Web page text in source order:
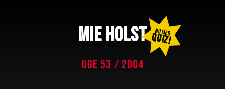
MIE HOLST NU MED
QUIZ!
UGE 53 / 2004